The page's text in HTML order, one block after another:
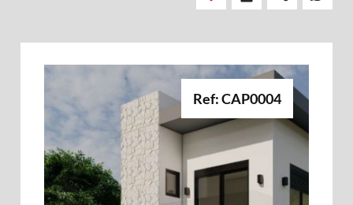
Ref: CAP0004